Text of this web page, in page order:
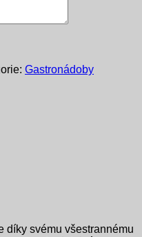
Gastronádoby
díky svému všestrannému